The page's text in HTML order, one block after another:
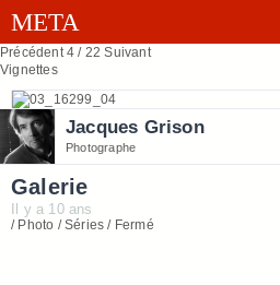
Précédent 4 / 22 Suivant
Vignettes
Jacques Grison
Photographe
Galerie
Il y a 10 ans
/ Photo / Séries / Fermé